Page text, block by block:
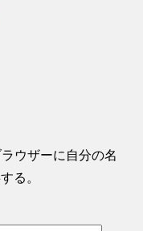
ウザーに自分の名
る。